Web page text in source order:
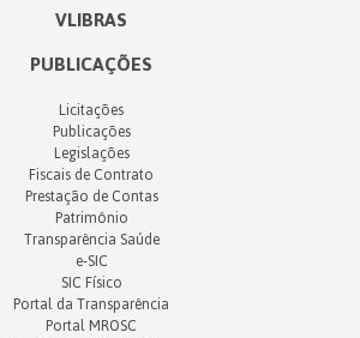
VLIBRAS
PUBLICAÇÕES
Licitações
Publicações
Legislações
Fiscais de Contrato
Prestação de Contas
Patrimônio
Transparência Saúde
e-SIC
SIC Físico
Portal da Transparência
Portal MROSC